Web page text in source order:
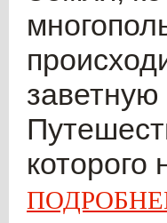
которого